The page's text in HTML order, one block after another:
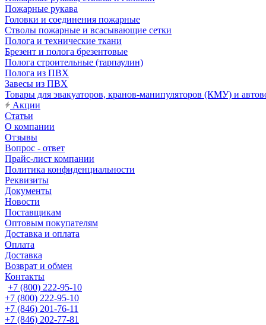
Пожарные рукава
Головки и соединения пожарные
Стволы пожарные и всасывающие сетки
Полога и технические ткани
Брезент и полога брезентовые
Полога строительные (тарпаулин)
Полога из ПВХ
Завесы из ПВХ
Товары для эвакуаторов, кранов-манипуляторов (КМУ) и
Акции
Статьи
О компании
Отзывы
Вопрос - ответ
Прайс-лист компании
Политика конфиденциальности
Реквизиты
Документы
Новости
Поставщикам
Оптовым покупателям
Доставка и оплата
Оплата
Доставка
Возврат и обмен
Контакты
+7 (800) 222-95-10
+7 (800) 222-95-10
+7 (846) 201-76-11
+7 (846) 202-77-81